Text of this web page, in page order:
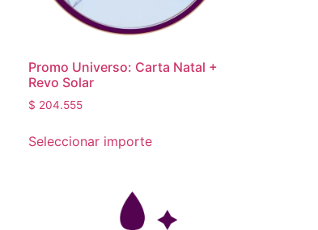
Promo Universo: Carta Natal +
Revo Solar
$ 204.555
Seleccionar importe